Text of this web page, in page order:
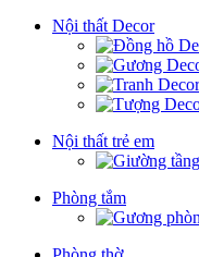
Nội thất Decor
Nội thất trẻ em
Phòng tắm